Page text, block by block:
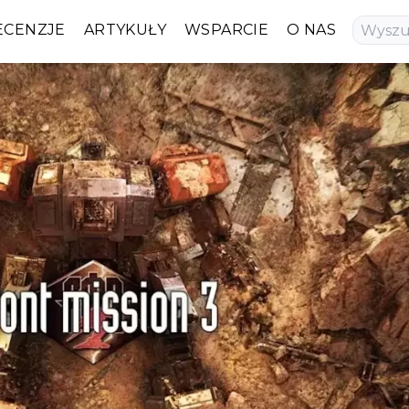
ARTYKUŁY WSPARCIE O NAS